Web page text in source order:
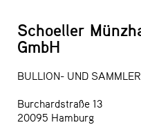
Schoeller
GmbH
BULLION- UND
Burchardstraße 13
20095 Hamburg